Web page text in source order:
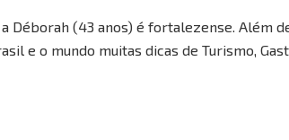
Déborah (43 anos) é fortalezense. Além
e o mundo muitas dicas de Turismo,